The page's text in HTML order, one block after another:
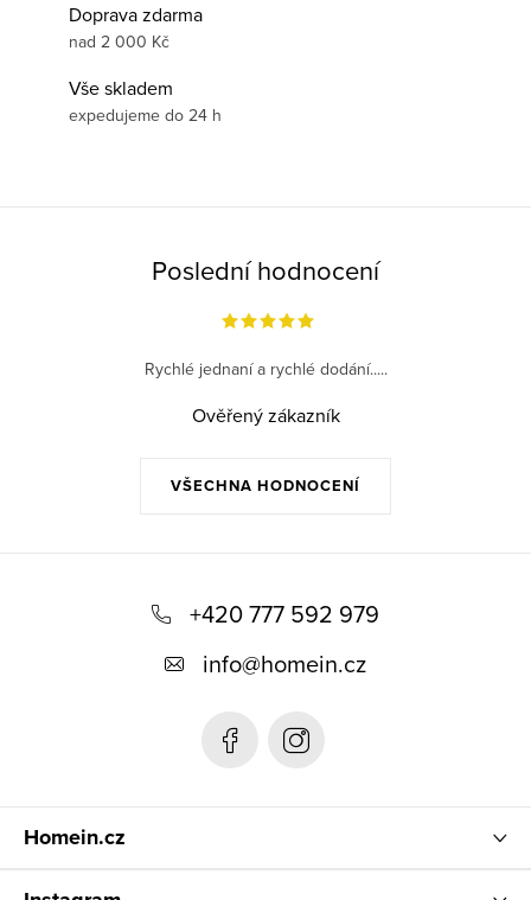
Doprava zdarma
nad 2 000 Kč
Vše skladem
expedujeme do 24 h
Poslední hodnocení
VŠECHNA HODNOCENÍ
Rychlé jednaní a rychlé dodání.....
Ověřený zákazník
+420 777 592 979
info@homein.cz
Homein.cz